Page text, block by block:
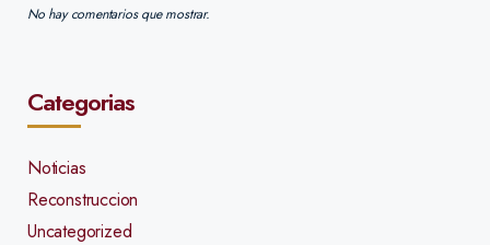
No hay comentarios que mostrar.
Categorias
Noticias
Reconstruccion
Uncategorized